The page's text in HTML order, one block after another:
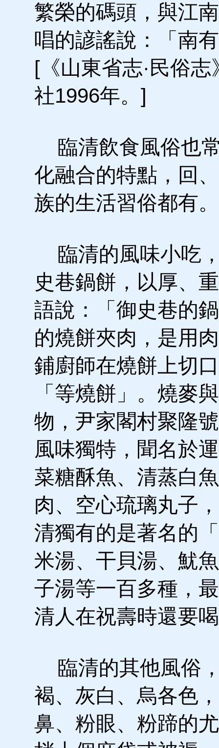
繁榮的碼頭，與江
唱的諺謠說：「南
[《山東省志·民俗
社1996年。]
臨清飲食風俗也
化融合的特點，回
族的生活習俗都有。
臨清的風味小吃
史巷鍋餅，以厚、
語說：「御史巷的
的燒餅夾肉，是用
鋪廚師在燒餅上切
「等燒餅」。燒麥
物，尹家閣村聚隆
風味獨特，聞名於
菜糖酥魚、清蒸白
肉、空心琉璃丸子
清獨有的是著名的
米湯、干貝湯、魷
子湯等一百多種，
清人在祝壽時還要
臨清的其他風俗
褐、灰白、烏各色
鼻、粉眼、粉蹄的